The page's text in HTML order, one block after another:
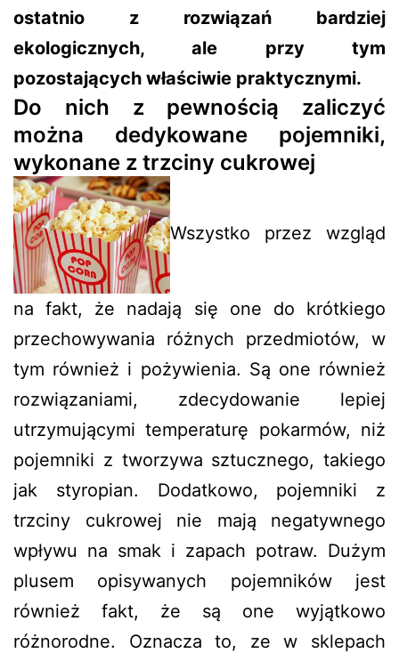
ostatnio z rozwiązań bardziej
ekologicznych, ale przy tym
pozostających właściwie praktycznymi.
Do nich z pewnością zaliczyć
można dedykowane pojemniki,
wykonane z trzciny cukrowej
Wszystko przez wzgląd
na fakt, że nadają się one do krótkiego
przechowywania różnych przedmiotów, w
tym również i pożywienia. Są one również
rozwiązaniami, zdecydowanie lepiej
utrzymującymi temperaturę pokarmów, niż
pojemniki z tworzywa sztucznego, takiego
jak styropian. Dodatkowo, pojemniki z
trzciny cukrowej nie mają negatywnego
wpływu na smak i zapach potraw. Dużym
plusem opisywanych pojemników jest
również fakt, że są one wyjątkowo
różnorodne. Oznacza to, ze w sklepach